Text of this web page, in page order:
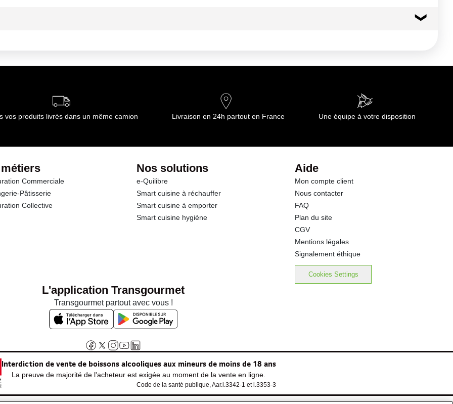
de Transgourmet Opérations
de Transgourmet Opérations
vos produits livrés dans un même camion Livraison en 24h partout en France Une équipe à votre disposition
Commerciale
Pâtisserie
Collective
Nos solutions
e-Quilibre
Smart cuisine à réchauffer
Smart cuisine à emporter
Smart cuisine hygiène
Aide
Mon compte client
Nous contacter
FAQ
Plan du site
CGV
Mentions légales
Signalement éthique
Cookies Settings
L'application Transgourmet
Transgourmet partout avec vous !
Interdiction de vente de boissons alcooliques aux mineurs de moins de 18 ans
La preuve de majorité de l'acheteur est exigée au moment de la vente en ligne.
Code de la santé publique, Aar.l.3342-1 et l.3353-3